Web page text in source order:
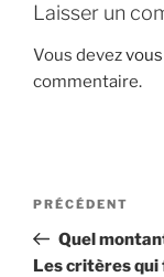
Laisser un
Vous devez
commentaire.
Navigation
l’article
Article
précédent
PRÉCÉDENT
Quel
Les critères